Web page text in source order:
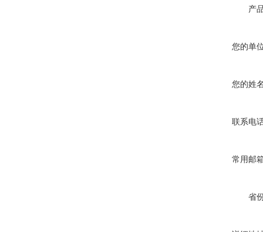
产
您的单
您的姓
联系电
常用邮
省